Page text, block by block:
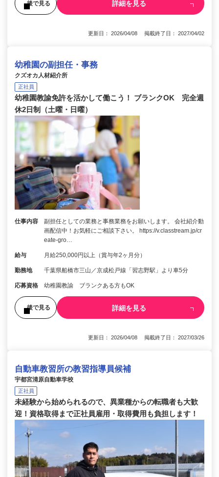
後で見る 詳細を見る
更新日： 2026/04/08 掲載終了日： 2027/04/02
幼稚園の副担任・事務
クズオカ人材紹介所
正社員
幼稚園教諭免許を活かして働こう！ ブランクOK 完全週
休2日制（土曜・日曜）
仕事内容
副担任としての業務と事務業務をお願いします。 会社紹介動
画配信中！お気軽にご相談下さい。 https://v.classtream.jp/cr
eate-gro…
給与 月給250,000円以上（賞与年2ヶ月分）
勤務地 千葉県船橋市三山／京成松戸線「習志野駅」より車5分
応募資格 幼稚園教諭 ブランクある方もOK
後で見る 詳細を見る
更新日： 2026/04/08 掲載終了日： 2027/03/26
自動車教習所の教習指導員候補
宇都宮清原自動車学校
正社員
未経験から始められるので、異業種からの転職者も大歓
迎！資格取得まで正社員雇用・取得費用も負担します！